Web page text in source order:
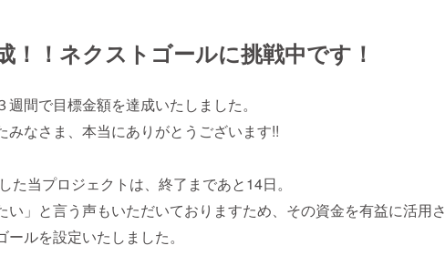
！！ネクストゴールに挑戦中です！
間で目標金額を達成いたしました。
みなさま、本当にありがとうございます!!
た当プロジェクトは、終了まであと14日。
い」と言う声もいただいておりますため、その資金を有益に活用さ
ルを設定いたしました。